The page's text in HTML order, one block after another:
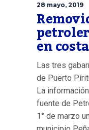
28 mayo, 2019
en
Las tres
de Puerto
La
fuente de
1° de marzo